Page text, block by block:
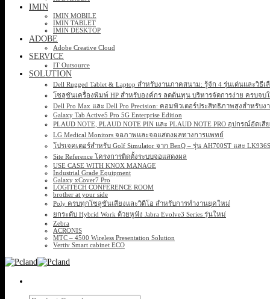
IMIN
IMIN MOBILE
IMIN TABLET
IMIN DESKTOP
ADOBE
Adobe Creative Cloud
SERVICE
IT Outsource
SOLUTION
Dell Rugged Tablet & Laptop สำหรับงานภาคสนาม: รู้จัก 4 รุ่นเด่นและวิธีเ
โซลูชันเครื่องพิมพ์ HP สำหรับองค์กร ลดต้นทุน บริหารจัดการง่าย ครบจบ
Dell Pro Max และ Dell Pro Precision: คอมพิวเตอร์ประสิทธิภาพสูงสำหรับ
Galaxy Tab Active5 Pro 5G Enterprise Edition
PLAUD NOTE, PLAUD NOTE PIN และ PLAUD NOTE PRO อุปกรณ์อัด
LG Medical Monitors จอภาพและจอแสดงผลทางการแพทย์
โปรเจคเตอร์สำหรับ Golf Simulator จาก BenQ – รุ่น AH700ST และ
Site Reference โครงการติดตั้งระบบจอแสดงผล
USE CASE WITH KNOX MANAGE
Industrial Grade Equipment
Galaxy xCover7 Pro
LOGITECH CONFERENCE ROOM
brother at your side
Poly ครบทุกโซลูชันเสียงและวิดีโอ สำหรับการทำงานยุคใหม่
ยกระดับ Hybrid Work ด้วยหูฟัง Jabra Evolve3 Series รุ่นใหม่
Zebra
ACRONIS
MTC – 4500 Wireless Presentation Solution
Vertiv Smart cabinet ECO